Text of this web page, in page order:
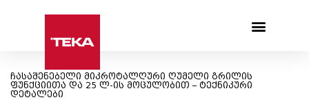
ჩასაშენებელი მიკროტალღური ღუმელი გრილის
ფუნქციითა და 25 ლ-ის მოცულობით – ტექნიკური
დეტალები